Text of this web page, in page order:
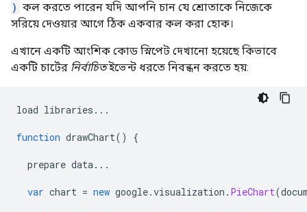
) কল করতে পারেন যদি আপনি চান যে শ্রোতাকে নিজেকে
সরিয়ে দেওয়ার আগে ঠিক একবার কল করা হোক।
এখানে একটি আংশিক কোড স্নিপেট দেখানো হয়েছে কিভাবে
একটি চার্টের নির্বাচিতইভেন্ট ধরতে নিবন্ধন করতে হয়:
load libraries ...
function drawChart() {
prepare data...
var chart = new google.visualization . PieChart(